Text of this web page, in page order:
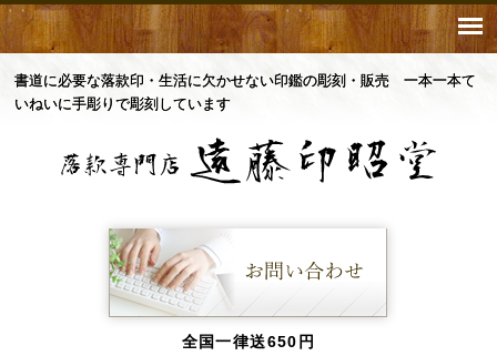
書道に必要な落款印・生活に欠かせない印鑑の彫刻・販売 一本一本て
いねいに手彫りで彫刻しています
全国一律送650円